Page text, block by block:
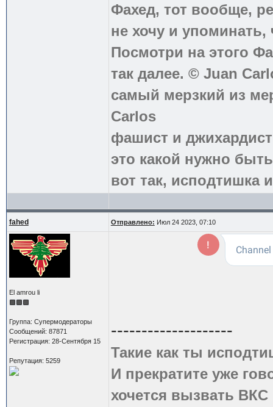
Фахед, тот вообще,
не хочу и
Посмотри на этого
так далее. © Juan
самый мерзкий из
Carlos
фашист и
это какой нужно
вот так, исподтишка
fahed Отправлено: Июл 24 2023, 07:10
El amrou li
Группа: Супермодераторы
Сообщений: 87871
Регистрация: 28-Сентября 15
Репутация: 5259
--------------------
Такие как ты
И прекратите уже
хочется вызвать